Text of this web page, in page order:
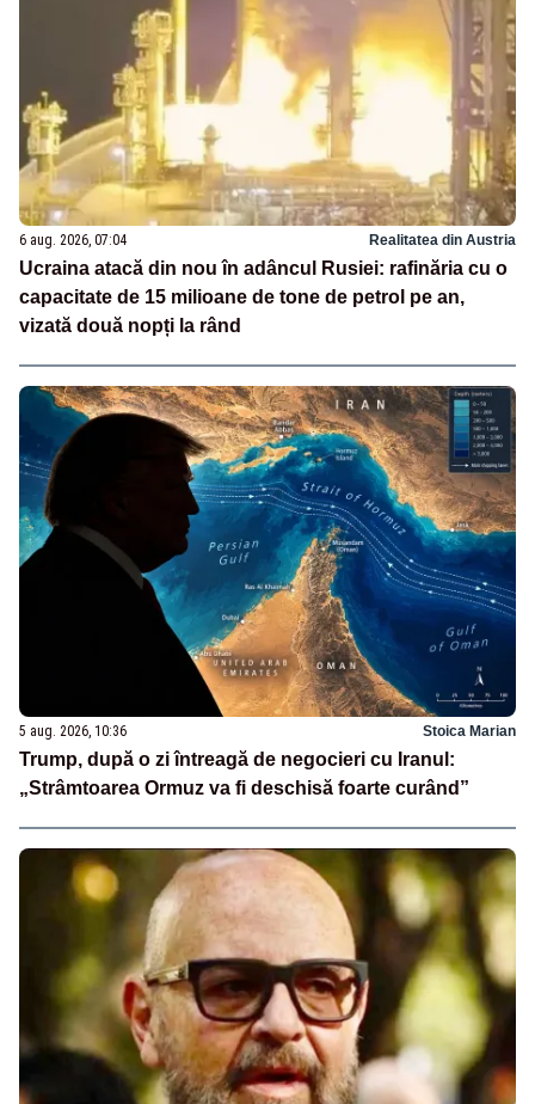
6 aug. 2026, 07:04 Realitatea din Austria
Ucraina atacă din nou în adâncul Rusiei: rafinăria cu o
capacitate de 15 milioane de tone de petrol pe an,
vizată două nopți la rând
5 aug. 2026, 10:36 Stoica Marian
Trump, după o zi întreagă de negocieri cu Iranul:
„Strâmtoarea Ormuz va fi deschisă foarte curând”